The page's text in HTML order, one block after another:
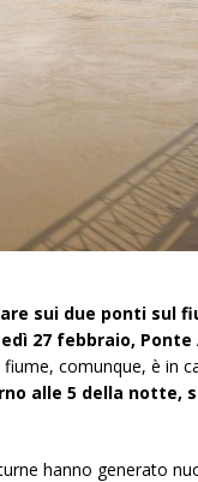
sui due ponti sul
27 febbraio, Ponte
fiume, comunque, è in
alle 5 della
hanno generato